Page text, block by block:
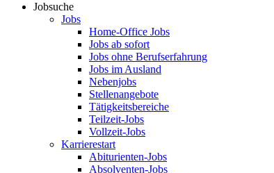
Jobsuche
Jobs
Home-Office Jobs
Jobs ab sofort
Jobs ohne Berufserfahrung
Jobs im Ausland
Nebenjobs
Stellenangebote
Tätigkeitsbereiche
Teilzeit-Jobs
Vollzeit-Jobs
Karrierestart
Abiturienten-Jobs
Absolventen-Jobs